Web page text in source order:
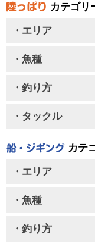
カテゴリ
・エリア
・魚種
・釣り方
・タックル
カテ
・エリア
・魚種
・釣り方